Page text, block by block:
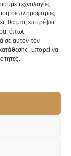
τεχνολογίες
σε πληροφορίες
θα μας επιτρέψει
όπως
σε αυτόν τον
μπορεί να
642 9062
SALES@PANOI
KOS.GR
ΝΙΚ.
ΓΚΥΖΗ 24,